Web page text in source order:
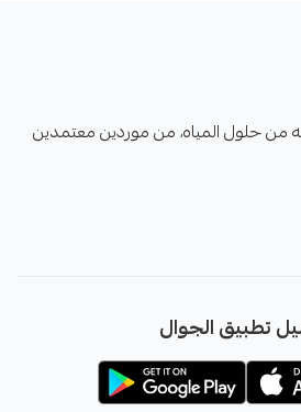
من حلول المياه، من موردين معتمدين
تطبيق الجوال